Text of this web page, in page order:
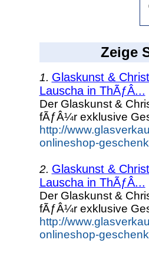
Zeige
1. Glaskunst &
Lauscha in ThÃƒÂ...
Der Glaskunst &
fÃƒÂ¼r exklusive
http://
onlineshop-
2. Glaskunst &
Lauscha in ThÃƒÂ...
Der Glaskunst &
fÃƒÂ¼r exklusive
http://
onlineshop-